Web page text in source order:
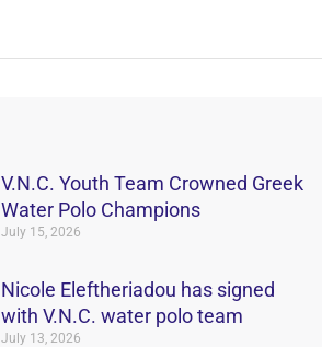
V.N.C. Youth Team Crowned Greek
Water Polo Champions
July 15, 2026
Nicole Eleftheriadou has signed
with V.N.C. water polo team
July 13, 2026